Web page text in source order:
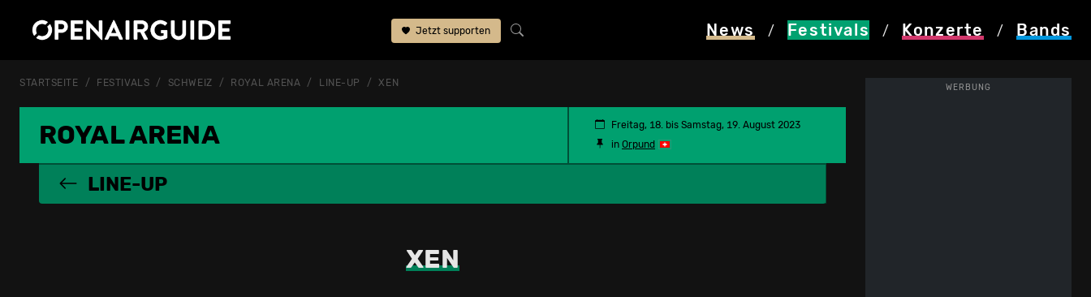
Jetzt supporten News / Festivals / Konzerte / Bands
WERBUNG
STARTSEITE FESTIVALS SCHWEIZ ROYAL ARENA LINE-UP XEN
ROYAL ARENA
Freitag, 18. bis Samstag, 19. August 2023
in Orpund
LINE-UP
XEN